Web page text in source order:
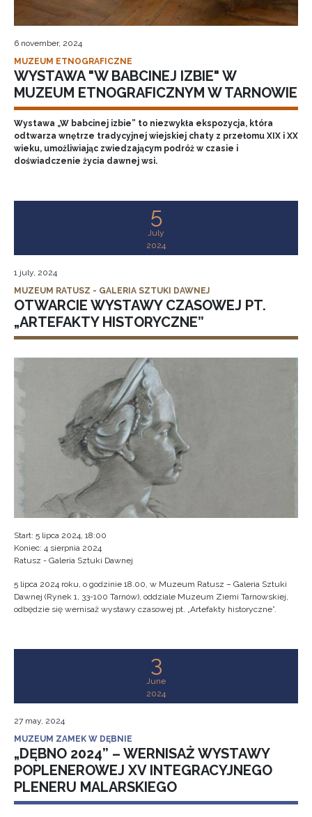
6 november, 2024
MUZEUM ETNOGRAFICZNE
WYSTAWA "W BABCINEJ IZBIE" W
MUZEUM ETNOGRAFICZNYM W TARNOWIE
Wystawa „W babcinej izbie” to niezwykła ekspozycja, która
odtwarza wnętrze tradycyjnej wiejskiej chaty z przełomu XIX i XX
wieku, umożliwiając zwiedzającym podróż w czasie i
doświadczenie życia dawnej wsi.
5
July
2024
1 july, 2024
MUZEUM RATUSZ - GALERIA SZTUKI DAWNEJ
OTWARCIE WYSTAWY CZASOWEJ PT.
„ARTEFAKTY HISTORYCZNE”
Start: 5 lipca 2024, 18:00
Koniec: 4 sierpnia 2024
Ratusz - Galeria Sztuki Dawnej
5 lipca 2024 roku, o godzinie 18.00, w Muzeum Ratusz – Galeria Sztuki
Dawnej (Rynek 1, 33-100 Tarnów), oddziale Muzeum Ziemi Tarnowskiej,
odbędzie się wernisaż wystawy czasowej pt. „Artefakty historyczne”.
3
June
2024
27 may, 2024
MUZEUM ZAMEK W DĘBNIE
„DĘBNO 2024” – WERNISAŻ WYSTAWY
POPLENEROWEJ XV INTEGRACYJNEGO
PLENERU MALARSKIEGO